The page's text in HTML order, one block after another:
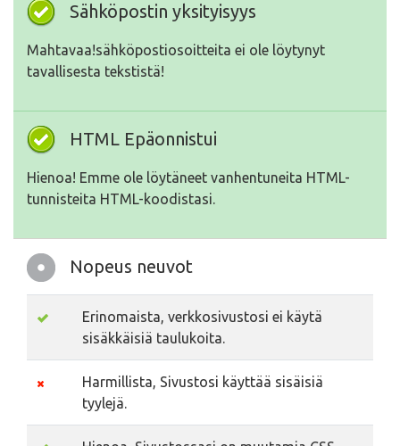
Sähköpostin yksityisyys
Mahtavaa!sähköpostiosoitteita ei ole löytynyt
tavallisesta tekstistä!
HTML Epäonnistui
Hienoa! Emme ole löytäneet vanhentuneita HTML-
tunnisteita HTML-koodistasi.
Nopeus neuvot
Erinomaista, verkkosivustosi ei käytä
sisäkkäisiä taulukoita.
Harmillista, Sivustosi käyttää sisäisiä
tyylejä.